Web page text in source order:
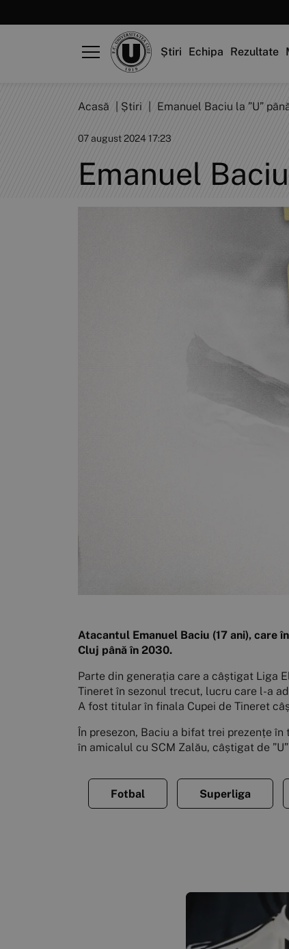
Știri Echipa Rezultate
Acasă Știri Emanuel Baciu la ”U”
07 august 2024 17:23
Emanuel
Atacantul Emanuel Baciu (17 ani), care
Cluj până în 2030.
Parte din generația care a câștigat Liga
Tineret în sezonul trecut, lucru care l-a
A fost titular în finala Cupei de Tineret
În presezon, Baciu a bifat trei prezențe
în amicalul cu SCM Zalău, câștigat de
Fotbal Superliga